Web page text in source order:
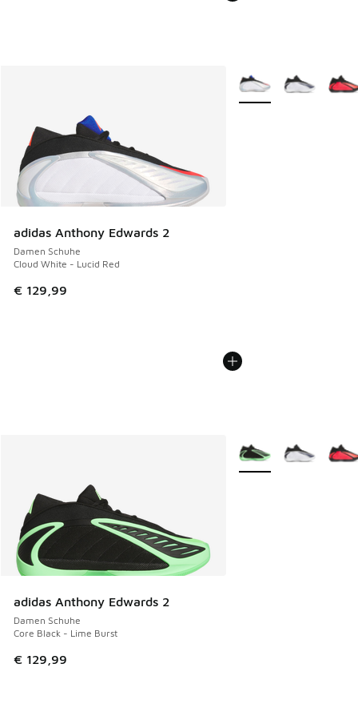
adidas Anthony Edwards 2
Damen Schuhe
Cloud White - Lucid Red
€ 129,99
Weitere Farben
adidas Anthony Edwards 2
Damen Schuhe
Core Black - Lime Burst
€ 129,99
Weitere Farben